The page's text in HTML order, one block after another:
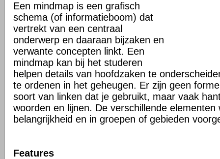
Een mindmap is een grafisch
schema (of informatieboom) dat
vertrekt van een centraal
onderwerp en daaraan bijzaken en
verwante concepten linkt. Een
mindmap kan bij het studeren
helpen details van hoofdzaken te
te ordenen in het geheugen. Er zijn geen
soort van linken dat je gebruikt, maar vaak
woorden en lijnen. De verschillende elementen
belangrijkheid en in groepen of gebieden
Features